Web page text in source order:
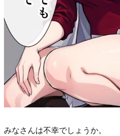
みなさんは不幸でしょうか。